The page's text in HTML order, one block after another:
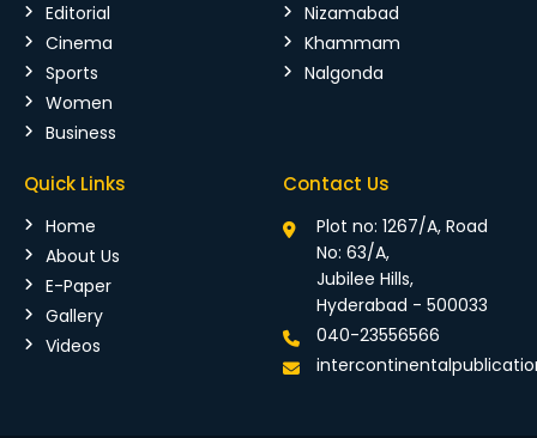
Editorial
Cinema
Sports
Women
Business
Nizamabad
Khammam
Nalgonda
Quick Links
Home
About Us
E-Paper
Gallery
Videos
Contact Us
Plot no: 1267/A, Road
No: 63/A,
Jubilee Hills,
Hyderabad - 500033
040-23556566